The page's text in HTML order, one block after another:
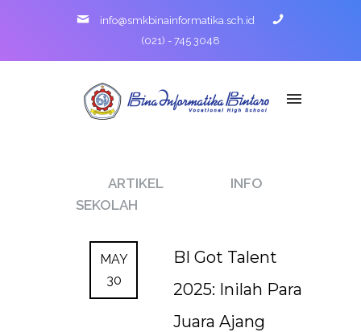
info@smkbinainformatika.sch.id
(021) - 745 3048
ARTIKEL
INFO
SEKOLAH
MAY
30
BI Got Talent
2025: Inilah Para
Juara Ajang